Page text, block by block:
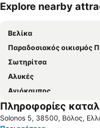
Ανάπτυξη χάρτη
Explore nearby
Βελίκα
Παραδοσιακός οικισμός Παλαιό Τρίκερι-Παναγία
Σωτηρίτσα
Αλυκές
Αγιόκαμπος
Μικρό
Skiathos Town
Πληροφορίες
Solonos 5, 38500, Βόλος,